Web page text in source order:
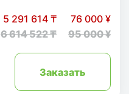
5 291 614 ₸
6 614 522 ₸
76 000 ¥
95 000 ¥
Заказать